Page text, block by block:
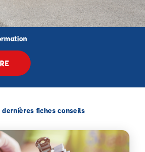
dernières fiches conseils